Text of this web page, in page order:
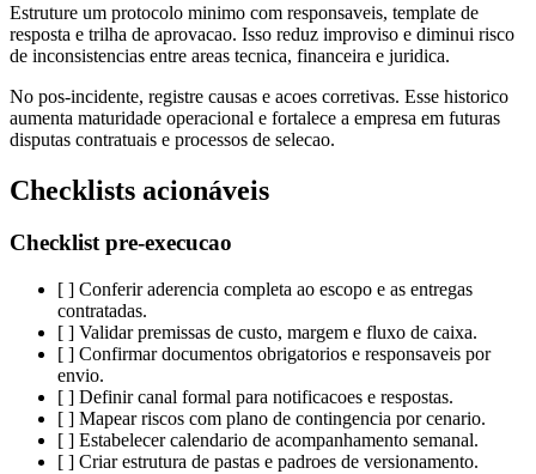
Estruture um protocolo minimo com responsaveis, template de
resposta e trilha de aprovacao. Isso reduz improviso e diminui risco
de inconsistencias entre areas tecnica, financeira e juridica.
No pos-incidente, registre causas e acoes corretivas. Esse historico
aumenta maturidade operacional e fortalece a empresa em futuras
disputas contratuais e processos de selecao.
Checklists acionáveis
Checklist pre-execucao
[ ] Conferir aderencia completa ao escopo e as entregas
contratadas.
[ ] Validar premissas de custo, margem e fluxo de caixa.
[ ] Confirmar documentos obrigatorios e responsaveis por
envio.
[ ] Definir canal formal para notificacoes e respostas.
[ ] Mapear riscos com plano de contingencia por cenario.
[ ] Estabelecer calendario de acompanhamento semanal.
[ ] Criar estrutura de pastas e padroes de versionamento.